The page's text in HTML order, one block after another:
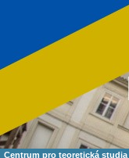
Centrum pro teoretická studia